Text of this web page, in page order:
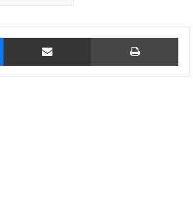
Messenger Share via Email Print